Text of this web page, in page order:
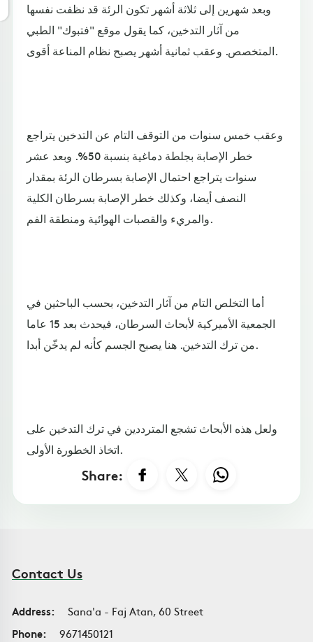
وبعد شهرين إلى ثلاثة أشهر تكون الرئة قد نظفت نفسها
من آثار التدخين، كما يقول موقع "فتبوك" الطبي
المتخصص. وعقب ثمانية أشهر يصبح نظام المناعة أقوى.
وعقب خمس سنوات من التوقف التام عن التدخين يتراجع
خطر الإصابة بجلطة دماغية بنسبة 50%. وبعد عشر
سنوات يتراجع احتمال الإصابة بسرطان الرئة بمقدار
النصف أيضا، وكذلك خطر الإصابة بسرطان الكلية
والمريء والقصبات الهوائية ومنطقة الفم.
أما التخلص التام من آثار التدخين، بحسب الباحثين في
الجمعية الأميركية لأبحاث السرطان، فيحدث بعد 15 عاما
من ترك التدخين. هنا يصبح الجسم كأنه لم يدخّن أبدا.
ولعل هذه الأبحاث تشجع المترددين في ترك التدخين على
اتخاذ الخطورة الأولى.
Share:
Contact Us
Address:
Sana'a - Faj Atan, 60 Street
Phone:
9671450121